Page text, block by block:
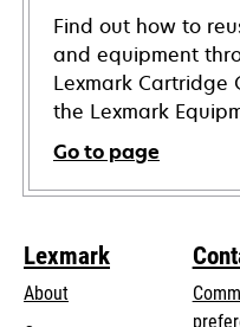
Find out how to
and equipment
Lexmark Cartridge
the Lexmark
Go to page
Lexmark
About